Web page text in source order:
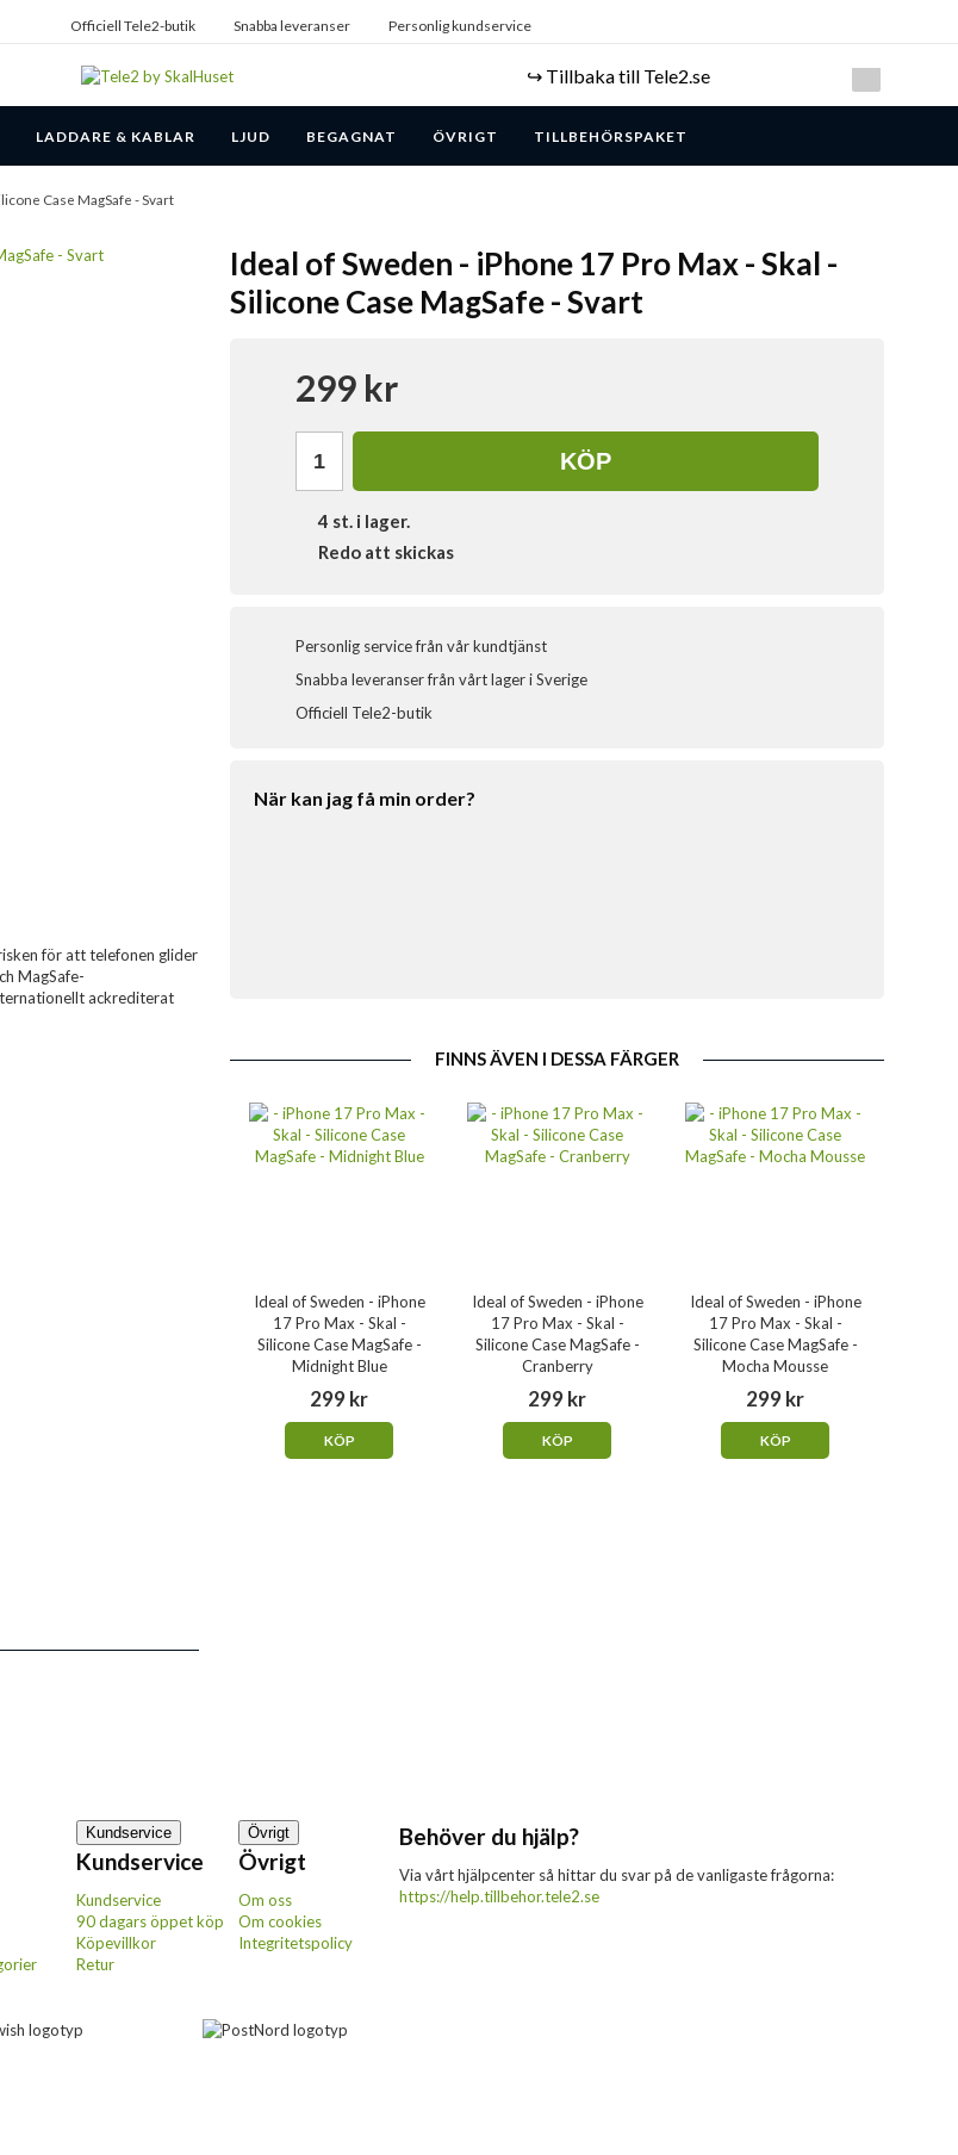
Officiell Tele2-butik Snabba leveranser Personlig kundservice
↪️ Tillbaka till Tele2.se
LADDARE & KABLAR LJUD BEGAGNAT ÖVRIGT TILLBEHÖRSPAKET
Case MagSafe - Svart
Ideal of Sweden - iPhone 17 Pro Max - Skal -
Silicone Case MagSafe - Svart
299 kr
KÖP
4 st. i lager.
Redo att skickas
Personlig service från vår kundtjänst
Snabba leveranser från vårt lager i Sverige
Officiell Tele2-butik
När kan jag få min order?
FINNS ÄVEN I DESSA FÄRGER
Ideal of Sweden - iPhone
17 Pro Max - Skal -
Silicone Case MagSafe -
Midnight Blue
299 kr
KÖP
Ideal of Sweden - iPhone
17 Pro Max - Skal -
Silicone Case MagSafe -
Cranberry
299 kr
KÖP
Ideal of Sweden - iPhone
17 Pro Max - Skal -
Silicone Case MagSafe -
Mocha Mousse
299 kr
KÖP
för att telefonen glider
MagSafe-
ackrediterat
Kundservice
Kundservice
Kundservice
90 dagars öppet köp
Köpevillkor
Retur
Övrigt
Övrigt
Om oss
Om cookies
Integritetspolicy
Behöver du hjälp?
Via vårt hjälpcenter så hittar du svar på de vanligaste frågorna:
https://help.tillbehor.tele2.se